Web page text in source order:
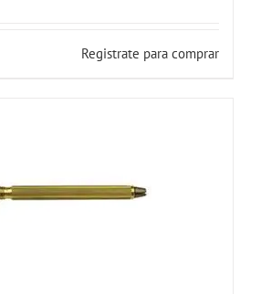
Registrate para comprar